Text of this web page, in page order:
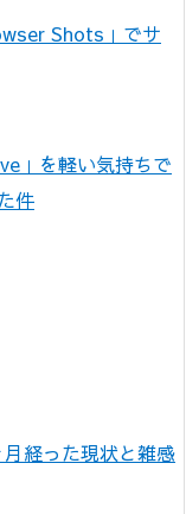
Shots」でサ
」を軽い気持ちで
件
経った現状と雑感